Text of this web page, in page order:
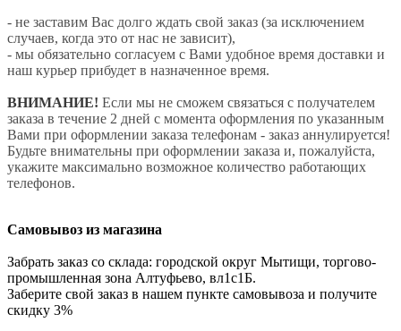
- не заставим Вас долго ждать свой заказ (за исключением
случаев, когда это от нас не зависит),
- мы обязательно согласуем с Вами удобное время доставки и
наш курьер прибудет в назначенное время.
ВНИМАНИЕ! Если мы не сможем связаться с получателем
заказа в течение 2 дней с момента оформления по указанным
Вами при оформлении заказа телефонам - заказ аннулируется!
Будьте внимательны при оформлении заказа и, пожалуйста,
укажите максимально возможное количество работающих
телефонов.
Самовывоз из магазина
Забрать заказ со склада: городской округ Мытищи, торгово-
промышленная зона Алтуфьево, вл1с1Б.
Заберите свой заказ в нашем пункте самовывоза и получите
скидку 3%